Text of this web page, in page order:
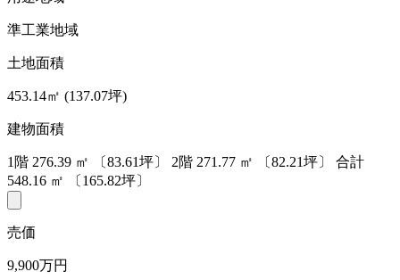
準工業地域
土地面積
453.14㎡ (137.07坪)
建物面積
1階 276.39 ㎡ 〔83.61坪〕 2階 271.77 ㎡ 〔82.21坪〕
合計
548.16 ㎡ 〔165.82坪〕
売価
9,900万円